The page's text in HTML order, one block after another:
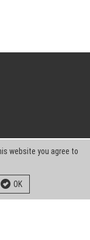
website you agree to
OK